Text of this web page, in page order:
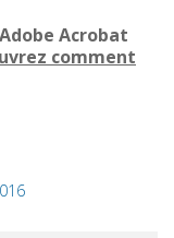
Acrobat
comment